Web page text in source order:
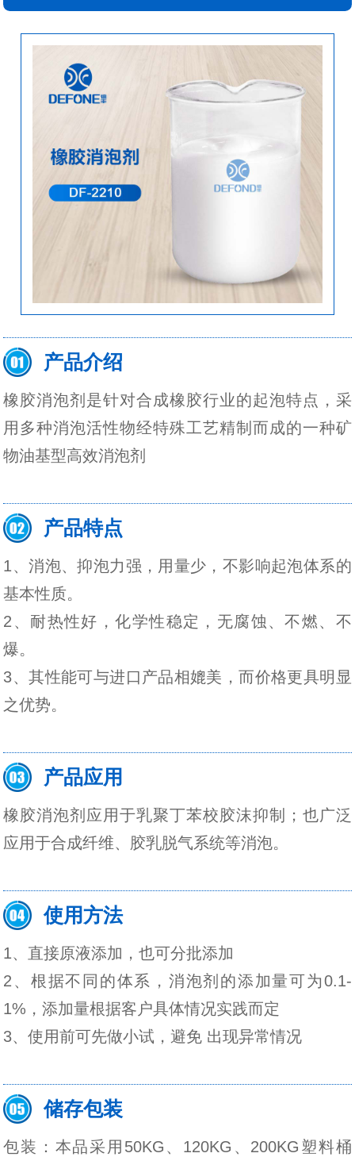
产品介绍
橡胶消泡剂是针对合成橡胶行业的起泡特点，采
用多种消泡活性物经特殊工艺精制而成的一种矿
物油基型高效消泡剂
产品特点
1、消泡、抑泡力强，用量少，不影响起泡体系的
基本性质。
2、耐热性好，化学性稳定，无腐蚀、不燃、不
爆。
3、其性能可与进口产品相媲美，而价格更具明显
之优势。
产品应用
橡胶消泡剂应用于乳聚丁苯校胶沫抑制；也广泛
应用于合成纤维、胶乳脱气系统等消泡。
使用方法
1、直接原液添加，也可分批添加
2、根据不同的体系，消泡剂的添加量可为0.1-
1%，添加量根据客户具体情况实践而定
3、使用前可先做小试，避免 出现异常情况
储存包装
包装：本品采用50KG、120KG、200KG塑料桶